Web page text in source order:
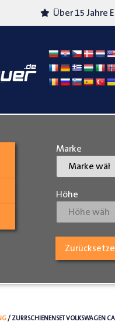
Über 15 Jahre
Marke
Höhe
/ ZURRSCHIENENSET VOLKSWAGEN